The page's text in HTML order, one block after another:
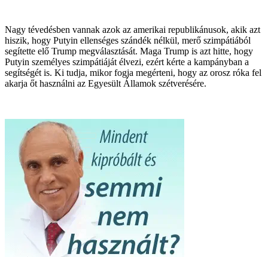
Nagy tévedésben vannak azok az amerikai republikánusok, akik azt
hiszik, hogy Putyin ellenséges szándék nélkül, merő szimpátiából
segítette elő Trump megválasztását. Maga Trump is azt hitte, hogy
Putyin személyes szimpátiáját élvezi, ezért kérte a kampányban a
segítségét is. Ki tudja, mikor fogja megérteni, hogy az orosz róka fel
akarja őt használni az Egyesült Államok szétverésére.